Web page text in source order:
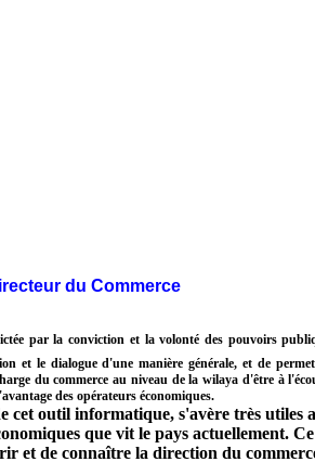
du Commerce
par la conviction et la volonté des pouvoirs
et le dialogue d'une manière générale, et de
du commerce au niveau de la wilaya d'être à
des opérateurs économiques.
informatique, s'avère très utiles
que vit le pays actuellement.
et de connaître la direction du